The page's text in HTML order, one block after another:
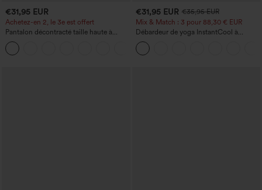
€31,95 EUR
Achetez-en 2, le 3e est offert
Pantalon décontracté taille haute à
cordon, coupe large en mélange de lin,
avec poches
€31,95 EUR €35,95 EUR
Mix & Match : 3 pour 88,30 € EUR
Débardeur de yoga InstantCool à
encolure en U et ourlet arrondi –
UPF50+